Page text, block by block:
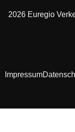
2026 Euregio
Impressum